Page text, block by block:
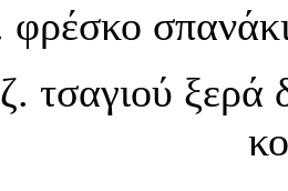
φρέσκο
τσαγιού